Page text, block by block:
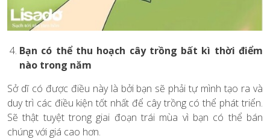
Bạn có thể thu hoạch cây trồng bất kì thời điểm
nào trong năm
Sở dĩ có được điều này là bởi bạn sẽ phải tự mình tạo ra và
duy trì các điều kiện tốt nhất để cây trồng có thể phát triển.
Sẽ thật tuyệt trong giai đoạn trái mùa vì bạn có thể bán
chúng với giá cao hơn.